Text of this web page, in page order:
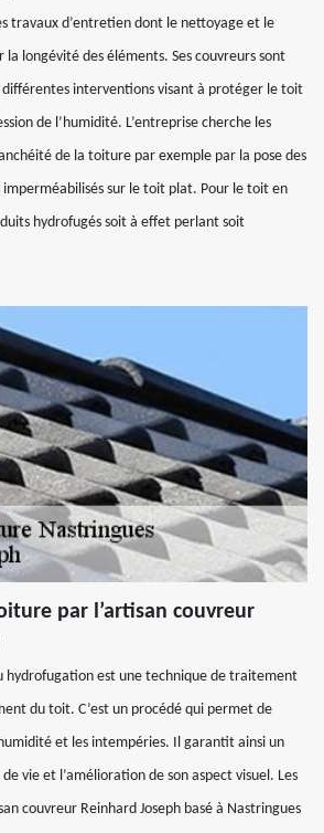
travaux d’entretien dont le nettoyage et le
la longévité des éléments. Ses couvreurs sont
différentes interventions visant à protéger le toit
de l’humidité. L’entreprise cherche les
de la toiture par exemple par la pose des
sur le toit plat. Pour le toit en
hydrofugés soit à effet perlant soit
par l’artisan couvreur
hydrofugation est une technique de traitement
du toit. C’est un procédé qui permet de
et les intempéries. Il garantit ainsi un
vie et l’amélioration de son aspect visuel. Les
couvreur Reinhard Joseph basé à Nastringues